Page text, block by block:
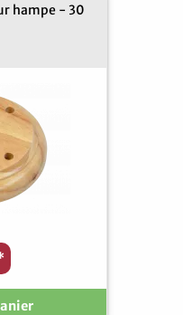
hampe - 30